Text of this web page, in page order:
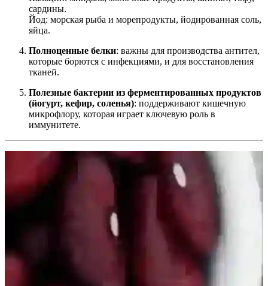
сардины.
Йод: морская рыба и морепродукты, йодированная соль,
яйца.
Полноценные белки: важны для производства антител,
которые борются с инфекциями, и для восстановления
тканей.
Полезные бактерии из ферментированных продуктов
(йогурт, кефир, соленья): поддерживают кишечную
микрофлору, которая играет ключевую роль в
иммунитете.